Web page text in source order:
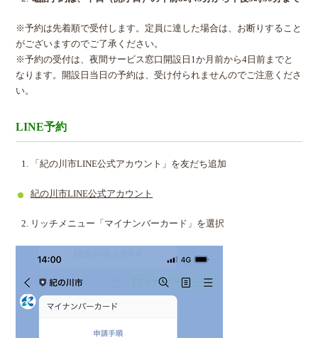
※予約は先着順で受付します。定員に達した場合は、お断りすること
がございますのでご了承ください。
※予約の受付は、夜間サービス窓口開設日1か月前から4日前までと
なります。開設日当日の予約は、受け付られませんのでご注意くださ
い。
LINE予約
「紀の川市LINE公式アカウント」を友だち追加
紀の川市LINE公式アカウント
リッチメニュー「マイナンバーカード」を選択